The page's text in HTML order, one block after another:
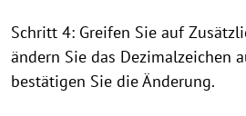
Schritt 4: Greifen Sie auf
ändern Sie das Dezimalzeichen
bestätigen Sie die Änderung.